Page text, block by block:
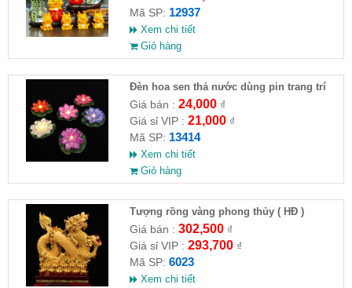
Mã SP: 12937
Xem chi tiết
Giỏ hàng
Đèn hoa sen thả nước dùng pin trang trí
hồ
Giá bán : 24,000₫
Giá sỉ VIP : 21,000₫
Mã SP: 13414
Xem chi tiết
Giỏ hàng
Tượng rồng vàng phong thủy ( HĐ )
Giá bán : 302,500₫
Giá sỉ VIP : 293,700₫
Mã SP: 6023
Xem chi tiết